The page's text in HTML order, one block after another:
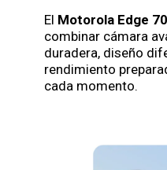
El Motorola Edge
combinar cámara
duradera, diseño
rendimiento
cada momento.